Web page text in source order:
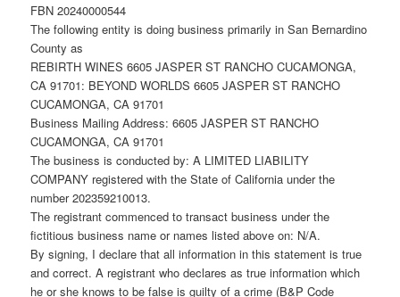
FBN 20240000544
The following entity is doing business primarily in San Bernardino
County as
REBIRTH WINES 6605 JASPER ST RANCHO CUCAMONGA,
CA 91701: BEYOND WORLDS 6605 JASPER ST RANCHO
CUCAMONGA, CA 91701
Business Mailing Address: 6605 JASPER ST RANCHO
CUCAMONGA, CA 91701
The business is conducted by: A LIMITED LIABILITY
COMPANY registered with the State of California under the
number 202359210013.
The registrant commenced to transact business under the
fictitious business name or names listed above on: N/A.
By signing, I declare that all information in this statement is true
and correct. A registrant who declares as true information which
he or she knows to be false is guilty of a crime (B&P Code